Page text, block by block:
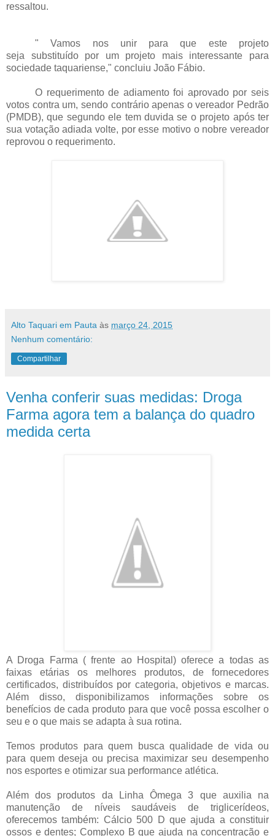
ressaltou.
" Vamos nos unir para que este projeto
seja substituídopor um projeto mais interessante para
sociedade taquariense," concluiu João Fábio.
O requerimento de adiamento foi aprovado por seis
votos contra um, sendo contrário apenas o vereador Pedrão
(PMDB), que segundo ele tem duvida se o projeto após ter
sua votação adiada volte, por esse motivo o nobre vereador
reprovou o requerimento.
Alto Taquari em Pauta às março 24, 2015
Nenhum comentário:
Compartilhar
Venha conferir suas medidas: Droga
Farma agora tem a balança do quadro
medida certa
A Droga Farma ( frente ao Hospital) oferece a todas as
faixas etárias os melhores produtos, de fornecedores
certificados, distribuídos por categoria, objetivos e marcas.
Além disso, disponibilizamos informações sobre os
benefícios de cada produto para que você possa escolher o
seu e o que mais se adapta à sua rotina.
Temos produtos para quem busca qualidade de vida ou
para quem deseja ou precisa maximizar seu desempenho
nos esportes e otimizar sua performance atlética.
Além dos produtos da Linha Ômega 3 que auxilia na
manutenção de níveis saudáveis de triglicerídeos,
oferecemos também: Cálcio 500 D que ajuda a constituir
ossos e dentes; Complexo B que ajuda na concentração e